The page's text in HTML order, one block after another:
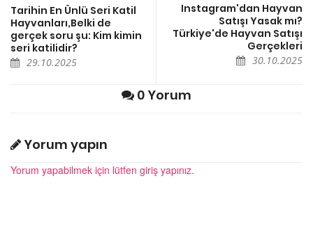
Tarihin En Ünlü Seri Katil
Hayvanları,Belki de
gerçek soru şu: Kim kimin
seri katilidir?
29.10.2025
Instagram'dan Hayvan
Satışı Yasak mı?
Türkiye'de Hayvan Satışı
Gerçekleri
30.10.2025
0 Yorum
Yorum yapın
Yorum yapabilmek için lütfen giriş yapınız.